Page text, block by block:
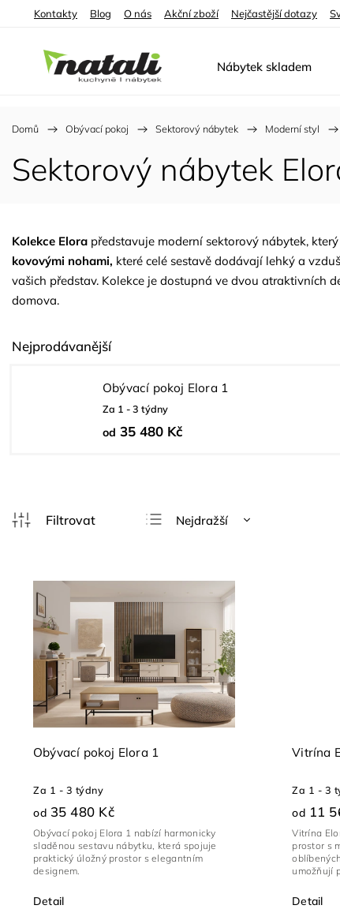
Kontakty Blog O nás Akční zboží Nejčastější dotazy
Nábytek skladem
Domů / Obývací pokoj / Sektorový nábytek / Moderní styl /
Sektorový nábytek
Kolekce Elora představuje moderní sektorový nábytek,
kovovými nohami, které celé sestavě dodávají lehký a
vašich představ. Kolekce je dostupná ve dvou atraktivních
domova.
Nejprodávanější
Obývací pokoj Elora 1
Za 1 - 3 týdny
od 35 480 Kč
Nejdražší
Nejprodávanější
Obývací pokoj Elora 1
Za 1 - 3 týdny
od 35 480 Kč
Detail
Obývací pokoj Elora 1 nabízí harmonicky
sladěnou sestavu nábytku, která spojuje
praktický úložný prostor s elegantním
designem.
Vitrína
Za 1 - 3
od 11
Detail
Vitrína
prostor s
umožňují